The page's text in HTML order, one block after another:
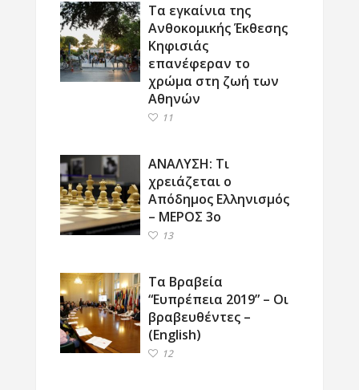
Τα εγκαίνια της
Ανθοκομικής Έκθεσης
Κηφισιάς
επανέφεραν το
χρώμα στη ζωή των
Αθηνών
11
ΑΝΑΛΥΣΗ: Τι
χρειάζεται ο
Απόδημος Ελληνισμός
– ΜΕΡΟΣ 3ο
13
Τα Βραβεία
“Ευπρέπεια 2019” – Οι
βραβευθέντες –
(English)
12